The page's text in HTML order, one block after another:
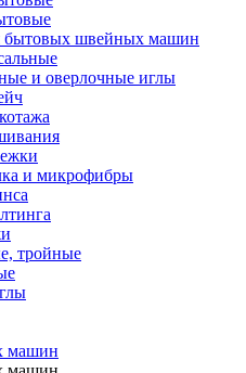
бытовых швейных машин
и оверлочные иглы
и микрофибры
тройные
машин